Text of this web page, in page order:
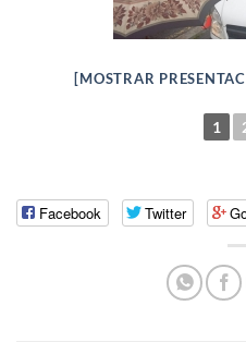
[MOSTRAR
1
Facebook Twitter